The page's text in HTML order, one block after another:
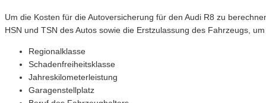
Um die Kosten für die Autoversicherung für den Audi R8 zu
HSN und TSN des Autos sowie die Erstzulassung des Fahrzeugs,
Regionalklasse
Schadenfreiheitsklasse
Jahreskilometerleistung
Garagenstellplatz